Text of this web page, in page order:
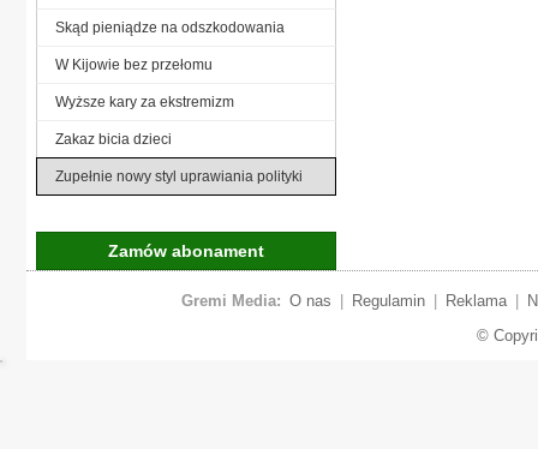
Skąd pieniądze na odszkodowania
W Kijowie bez przełomu
Wyższe kary za ekstremizm
Zakaz bicia dzieci
Zupełnie nowy styl uprawiania polityki
Zamów abonament
Gremi Media: O nas Regulamin Reklama
©